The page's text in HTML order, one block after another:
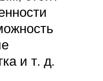
и т. д.